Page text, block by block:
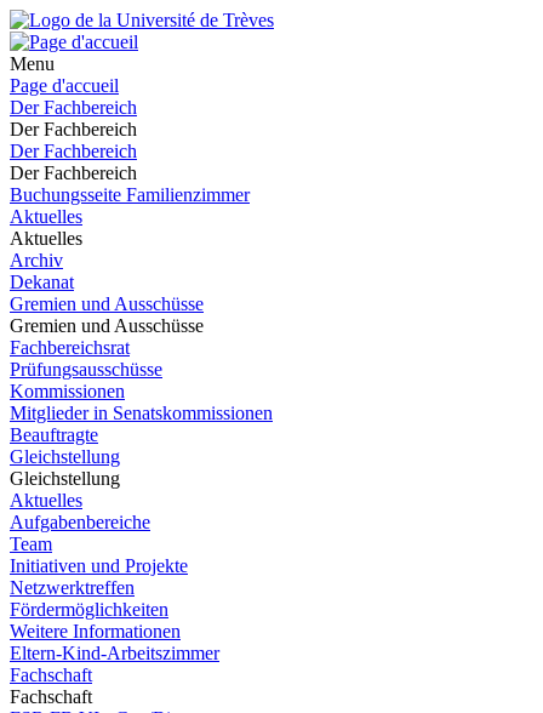
Menu
Page d'accueil
Der Fachbereich
Der Fachbereich
Der Fachbereich
Der Fachbereich
Buchungsseite Familienzimmer
Aktuelles
Aktuelles
Archiv
Dekanat
Gremien und Ausschüsse
Gremien und Ausschüsse
Fachbereichsrat
Prüfungsausschüsse
Kommissionen
Mitglieder in Senatskommissionen
Beauftragte
Gleichstellung
Gleichstellung
Aktuelles
Aufgabenbereiche
Team
Initiativen und Projekte
Netzwerktreffen
Fördermöglichkeiten
Weitere Informationen
Eltern-Kind-Arbeitszimmer
Fachschaft
Fachschaft